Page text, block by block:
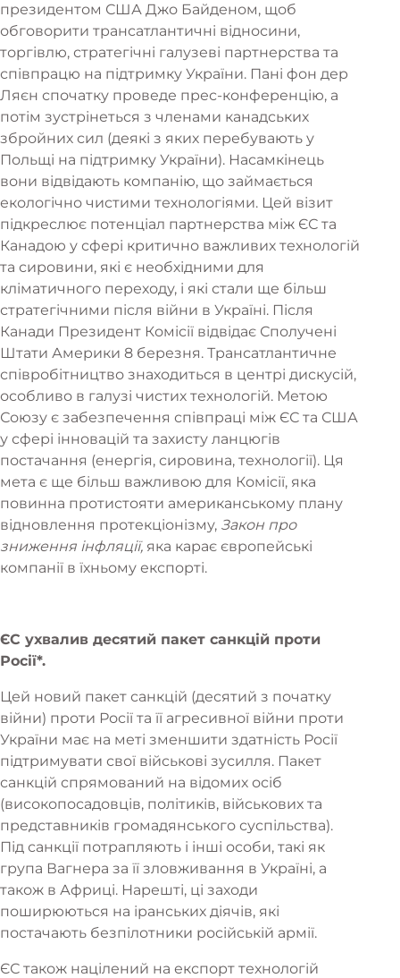
Захарі Шерлінгер
Європейські новини
президентом США Джо Байденом, щоб
обговорити трансатлантичні відносини,
торгівлю, стратегічні галузеві партнерства та
співпрацю на підтримку України. Пані фон дер
Ляєн спочатку проведе прес-конференцію, а
потім зустрінеться з членами канадських
збройних сил (деякі з яких перебувають у
Польщі на підтримку України). Насамкінець
вони відвідають компанію, що займається
екологічно чистими технологіями. Цей візит
підкреслює потенціал партнерства між ЄС та
Канадою у сфері критично важливих технологій
та сировини, які є необхідними для
кліматичного переходу, і які стали ще більш
стратегічними після війни в Україні. Після
Канади Президент Комісії відвідає Сполучені
Штати Америки 8 березня. Трансатлантичне
співробітництво знаходиться в центрі дискусій,
особливо в галузі чистих технологій. Метою
Союзу є забезпечення співпраці між ЄС та США
у сфері інновацій та захисту ланцюгів
постачання (енергія, сировина, технології). Ця
мета є ще більш важливою для Комісії, яка
повинна протистояти американському плану
відновлення протекціонізму, Закон про
зниження інфляції, яка карає європейські
компанії в їхньому експорті.
ЄС ухвалив десятий пакет санкцій проти
Росії*.
Цей новий пакет санкцій (десятий з початку
війни) проти Росії та її агресивної війни проти
України має на меті зменшити здатність Росії
підтримувати свої військові зусилля. Пакет
санкцій спрямований на відомих осіб
(високопосадовців, політиків, військових та
представників громадянського суспільства).
Під санкції потрапляють і інші особи, такі як
група Вагнера за її зловживання в Україні, а
також в Африці. Нарешті, ці заходи
поширюються на іранських діячів, які
постачають безпілотники російській армії.
ЄС також націлений на експорт технологій